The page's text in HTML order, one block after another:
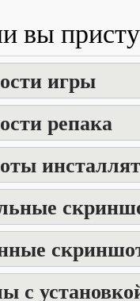
вы
игры
репака
с